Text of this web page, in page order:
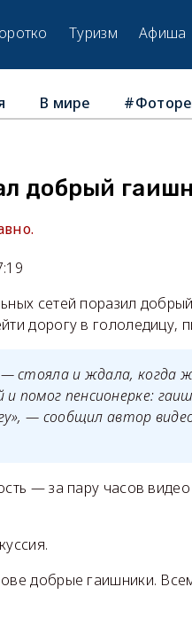
Туризм Афиша
В мире
добрый
сетей поразил
дорогу в гололедицу,
— стояла и ждала, когда
пенсионерке:
— сообщил автор
— за пару часов
добрые гаишники.